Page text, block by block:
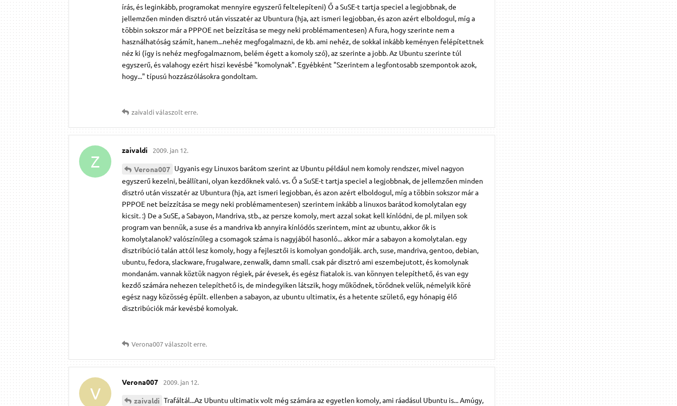
írás, és leginkább, programokat mennyire egyszerű feltelepíteni) Ő a SuSE-t tartja speciel a legjobbnak, de
jellemzően minden disztró után visszatér az Ubuntura (hja, azt ismeri legjobban, és azon azért elboldogul, míg a
többin sokszor már a PPPOE net beízzítása se megy neki problémamentesen) A fura, hogy szerinte nem a
használhatóság számít, hanem...nehéz megfogalmazni, de kb. ami nehéz, de sokkal inkább keményen felépítettnek
néz ki (így is nehéz megfogalmaznom, belém égett a komoly szó), az szerinte a jobb. Az Ubuntu szerinte túl
egyszerű, és valahogy ezért hiszi kevésbé "komolynak". Egyébként "Szerintem a legfontosabb szempontok azok,
hogy..." típusú hozzászólásokra gondoltam.
zaivaldiválaszolt erre.
Z
zaivaldi 2009. jan 12.
Verona007 Ugyanis egy Linuxos barátom szerint az Ubuntu például nem komoly rendszer, mivel nagyon
egyszerű kezelni, beállítani, olyan kezdőknek való. vs. Ő a SuSE-t tartja speciel a legjobbnak, de jellemzően minden
disztró után visszatér az Ubuntura (hja, azt ismeri legjobban, és azon azért elboldogul, míg a többin sokszor már a
PPPOE net beízzítása se megy neki problémamentesen) szerintem inkább a linuxos barátod komolytalan egy
kicsit. :) De a SuSE, a Sabayon, Mandriva, stb., az persze komoly, mert azzal sokat kell kínlódni, de pl. milyen sok
program van bennük, a suse és a mandriva kb annyira kínlódós szerintem, mint az ubuntu, akkor ők is
komolytalanok? valószínűleg a csomagok száma is nagyjából hasonló... akkor már a sabayon a komolytalan. egy
disztribúció talán attól lesz komoly, hogy a fejlesztői is komolyan gondolják. arch, suse, mandriva, gentoo, debian,
ubuntu, fedora, slackware, frugalware, zenwalk, damn small. csak pár disztró ami eszembejutott, és komolynak
mondanám. vannak köztük nagyon régiek, pár évesek, és egész fiatalok is. van könnyen telepíthető, és van egy
kezdő számára nehezen telepíthető is, de mindegyiken látszik, hogy működnek, törődnek velük, némelyik köré
egész nagy közösség épült. ellenben a sabayon, az ubuntu ultimatix, és a hetente születő, egy hónapig élő
disztribúciók már kevésbé komolyak.
Verona007válaszolt erre.
V
Verona007 2009. jan 12.
zaivaldi Trafáltál...Az Ubuntu ultimatix volt még számára az egyetlen komoly, ami ráadásul Ubuntu is... Amúgy,